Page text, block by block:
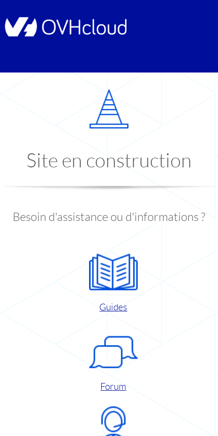
Site en construction
Besoin d'assistance ou d'informations ?
Guides
Forum